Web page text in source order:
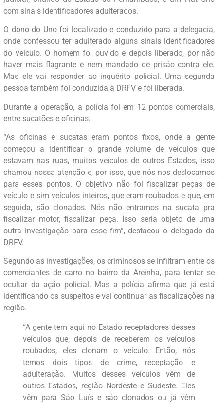
com sinais identificadores adulterados.
O dono do Uno foi localizado e conduzido para a delegacia,
onde confessou ter adulterado alguns sinais identificadores
do veículo. O homem foi ouvido e depois liberado, por não
haver mais flagrante e nem mandado de prisão contra ele.
Mas ele vai responder ao inquérito policial. Uma segunda
pessoa também foi conduzida à DRFV e foi liberada.
Durante a operação, a polícia foi em 12 pontos comerciais,
entre sucatões e oficinas.
“As oficinas e sucatas eram pontos fixos, onde a gente
começou a identificar o grande volume de veículos que
estavam nas ruas, muitos veículos de outros Estados, isso
chamou nossa atenção e, por isso, que nós nos deslocamos
para esses pontos. O objetivo não foi fiscalizar peças de
veículo e sim veículos inteiros, que eram roubados e que, em
seguida, são clonados. Nós não entramos na sucata pra
fiscalizar motor, fiscalizar peça. Isso seria objeto de uma
outra investigação para esse fim”, destacou o delegado da
DRFV.
Segundo as investigações, os criminosos se infiltram entre os
comerciantes de carro no bairro da Areinha, para tentar se
ocultar da ação policial. Mas a polícia afirma que já está
identificando os suspeitos e vai continuar as fiscalizações na
região.
“A gente tem aqui no Estado receptadores desses
veículos que, depois de receberem os veículos
roubados, eles clonam o veículo. Então, nós
temos dois tipos de crime, receptação e
adulteração. Muitos desses veículos vêm de
outros Estados, região Nordeste e Sudeste. Eles
vêm para São Luís e são clonados ou já vêm